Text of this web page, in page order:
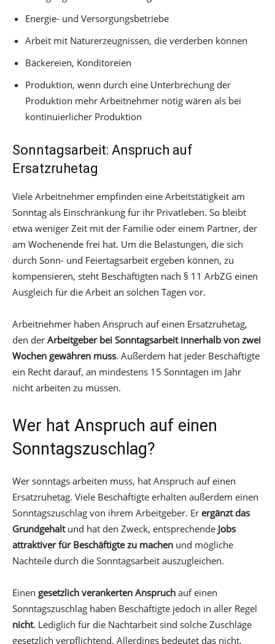
Energie- und Versorgungsbetriebe
Arbeit mit Naturerzeugnissen, die verderben können
Bäckereien, Konditoreien
Produktion, wenn durch eine Unterbrechung der
Produktion mehr Arbeitnehmer nötig wären als bei
kontinuierlicher Produktion
Sonntagsarbeit: Anspruch auf
Ersatzruhetag
Viele Arbeitnehmer empfinden eine Arbeitstätigkeit am
Sonntag als Einschränkung für ihr Privatleben. So bleibt
etwa weniger Zeit mit der Familie oder einem Partner, der
am Wochenende frei hat. Um die Belastungen, die sich
durch Sonn- und Feiertagsarbeit ergeben können, zu
kompensieren, steht Beschäftigten nach § 11 ArbZG einen
Ausgleich für die Arbeit an solchen Tagen vor.
Arbeitnehmer haben Anspruch auf einen Ersatzruhetag,
den der Arbeitgeber bei Sonntagsarbeit innerhalb von zwei
Wochen gewähren muss. Außerdem hat jeder Beschäftigte
ein Recht darauf, an mindestens 15 Sonntagen im Jahr
nicht arbeiten zu müssen.
Wer hat Anspruch auf einen
Sonntagszuschlag?
Wer sonntags arbeiten muss, hat Anspruch auf einen
Ersatzruhetag. Viele Beschäftigte erhalten außerdem einen
Sonntagszuschlag von ihrem Arbeitgeber. Er ergänzt das
Grundgehaltund hat den Zweck, entsprechende Jobs
attraktiver für Beschäftigte zu machen und mögliche
Nachteile durch die Sonntagsarbeit auszugleichen.
Einen gesetzlich verankerten Anspruch auf einen
Sonntagszuschlag haben Beschäftigte jedoch in aller Regel
nicht. Lediglich für die Nachtarbeit sind solche Zuschläge
gesetzlich verpflichtend. Allerdings bedeutet das nicht,